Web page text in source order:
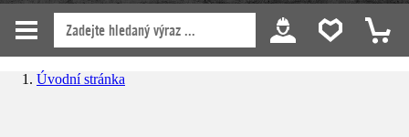
Úvodní stránka